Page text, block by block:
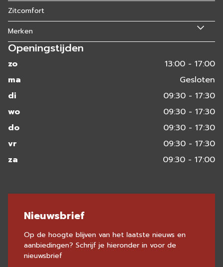
Zitcomfort
Merken
Openingstijden
zo
13:00 - 17:00
ma
Gesloten
di
09:30 - 17:30
wo
09:30 - 17:30
do
09:30 - 17:30
vr
09:30 - 17:30
za
09:30 - 17:00
Nieuwsbrief
Op de hoogte blijven van het laatste nieuws en
aanbiedingen? Schrijf je hieronder in voor de
nieuwsbrief